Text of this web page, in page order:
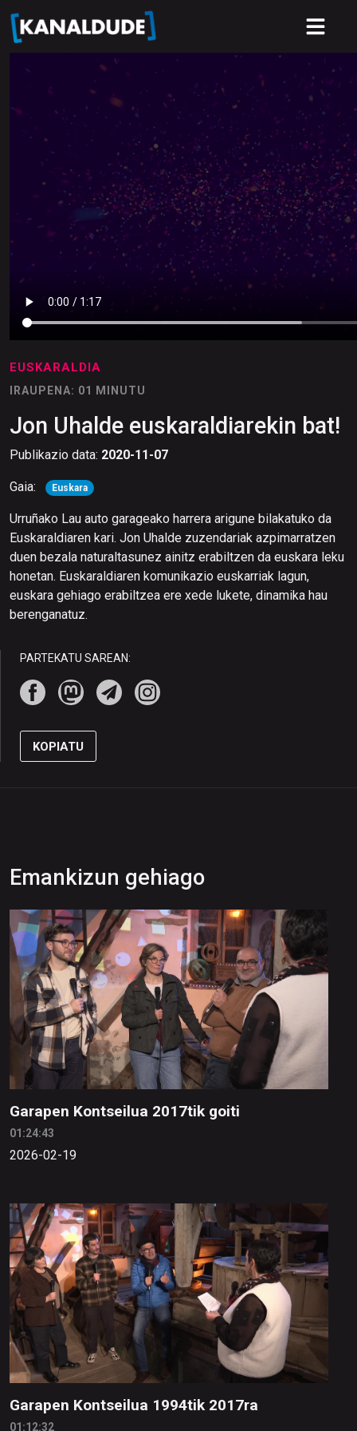
EUSKARALDIA
IRAUPENA: 01 MINUTU
Jon Uhalde euskaraldiarekin bat!
Publikazio data: 2020-11-07
Gaia: Euskara
Urruñako Lau auto garageako harrera arigune bilakatuko da
Euskaraldiaren kari. Jon Uhalde zuzendariak azpimarratzen
duen bezala naturaltasunez ainitz erabiltzen da euskara leku
honetan. Euskaraldiaren komunikazio euskarriak lagun,
euskara gehiago erabiltzea ere xede lukete, dinamika hau
berenganatuz.
PARTEKATU SAREAN:
KOPIATU
Emankizun gehiago
Garapen Kontseilua 2017tik goiti
01:24:43
2026-02-19
Garapen Kontseilua 1994tik 2017ra
01:12:32